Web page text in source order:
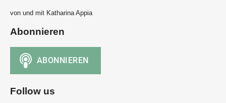
von und mit Katharina Appia
Abonnieren
Follow us